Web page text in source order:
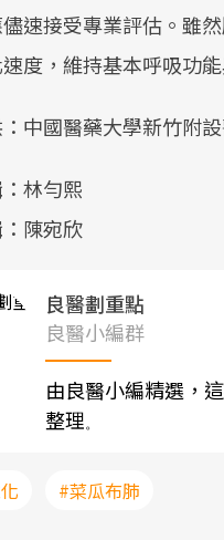
速接受專業評估。雖
度，維持基本呼吸功
中國醫藥大學新竹附
林勻熙
陳宛欣
良醫劃重點
良醫小編群
由良醫小編精選，
整理 。
#菜瓜布肺